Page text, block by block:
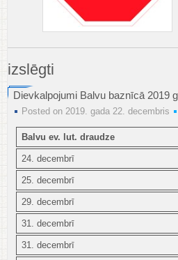
izslēgti
Dievkalpojumi Balvu baznīcā 2019
Posted on 2019. gada 22. decembris
Balvu ev. lut. draudze
24. decembrī
25. decembrī
29. decembrī
31. decembrī
31. decembrī